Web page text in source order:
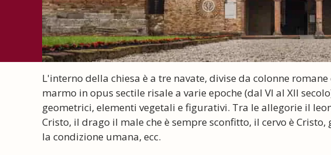
L'interno della chiesa è a tre navate, divise da colonne
marmo in opus sectile risale a varie epoche (dal VI al XII
geometrici, elementi vegetali e figurativi. Tra le allegorie il
Cristo, il drago il male che è sempre sconfitto, il cervo è
la condizione umana, ecc.